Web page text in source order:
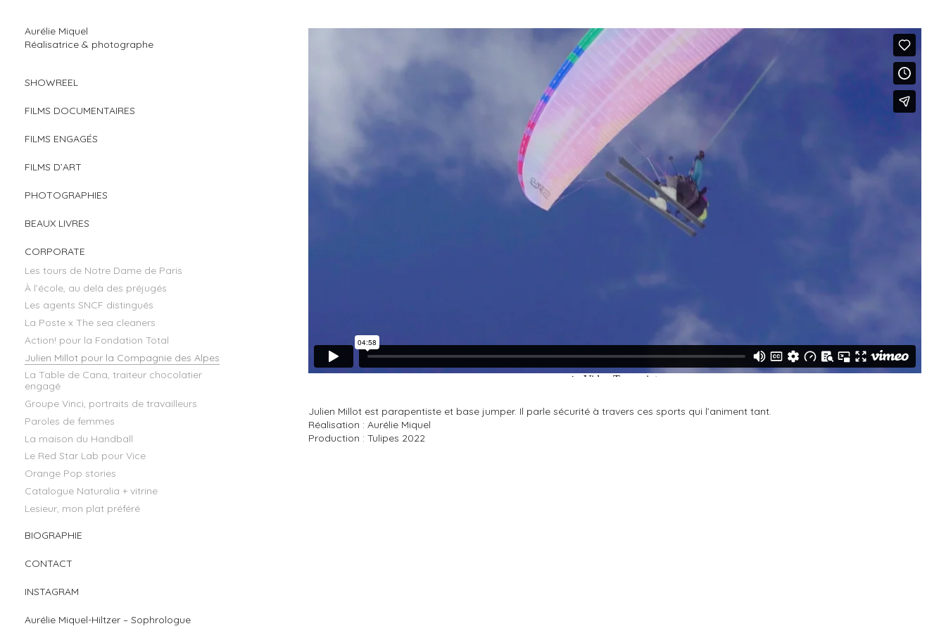
Aurélie Miquel
Réalisatrice & photographe
SHOWREEL
FILMS DOCUMENTAIRES
FILMS ENGAGÉS
FILMS D’ART
PHOTOGRAPHIES
BEAUX LIVRES
CORPORATE
Les tours de Notre Dame de Paris
À l’école, au delà des préjugés
Les agents SNCF distingués
La Poste x The sea cleaners
Action! pour la Fondation Total
Julien Millot pour la Compagnie des Alpes
La Table de Cana, traiteur chocolatier
engagé
Groupe Vinci, portraits de travailleurs
Paroles de femmes
La maison du Handball
Le Red Star Lab pour Vice
Orange Pop stories
Catalogue Naturalia + vitrine
Lesieur, mon plat préféré
BIOGRAPHIE
CONTACT
INSTAGRAM
Aurélie Miquel-Hiltzer – Sophrologue
Julien Millot est parapentiste et base jumper. Il parle sécurité à travers ces sports qui l’animent tant.
Réalisation : Aurélie Miquel
Production : Tulipes 2022